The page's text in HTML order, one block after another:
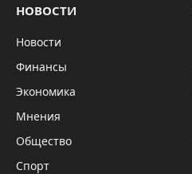
НОВОСТИ
Новости
Финансы
Экономика
Мнения
Общество
Спорт